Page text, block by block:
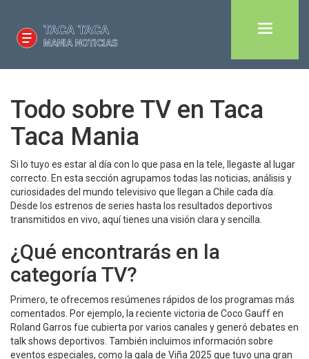
Todo sobre TV en Taca
Taca Mania
Si lo tuyo es estar al día con lo que pasa en la tele, llegaste al lugar
correcto. En esta sección agrupamos todas las noticias, análisis y
curiosidades del mundo televisivo que llegan a Chile cada día.
Desde los estrenos de series hasta los resultados deportivos
transmitidos en vivo, aquí tienes una visión clara y sencilla.
¿Qué encontrarás en la
categoría TV?
Primero, te ofrecemos resúmenes rápidos de los programas más
comentados. Por ejemplo, la reciente victoria de Coco Gauff en
Roland Garros fue cubierta por varios canales y generó debates en
talk shows deportivos. También incluimos información sobre
eventos especiales, como la gala de Viña 2025 que tuvo una gran